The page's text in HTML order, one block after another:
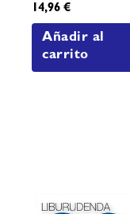
14,96€
Añadir al
carrito